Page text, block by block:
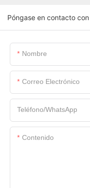
Póngase en contacto
Nombre
Correo Electrónico
Teléfono/WhatsApp
Contenido